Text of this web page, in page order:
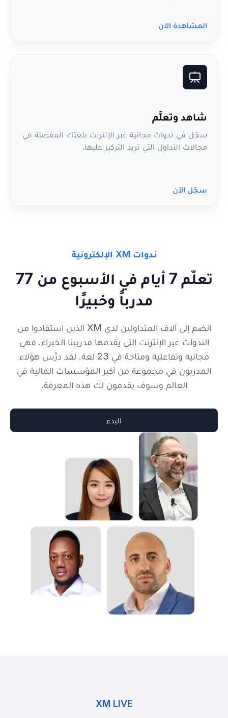
المشاهدة الآن
شاهد وتعلَّم
سجّل في ندوات مجانية عبر الإنترنت بلغتك المفضلة في
مجالات التداول التي تريد التركيز عليها.
سجّل الآن
ندوات XM الإلكترونية
تعلّم 7 أيام في الأسبوع من 77
مدرباً وخبيرًا
انضم إلى آلاف المتداولين لدى XM الذين استفادوا من
الندوات عبر الإنترنت التي يقدمها مدربينا الخبراء. فهي
مجانية وتفاعلية ومتاحة في 23 لغة. لقد درَّس هؤلاء
المدربون في مجموعة من أكبر المؤسسات المالية في
العالم وسوف يقدمون لك هذه المعرفة.
البدء
XM LIVE